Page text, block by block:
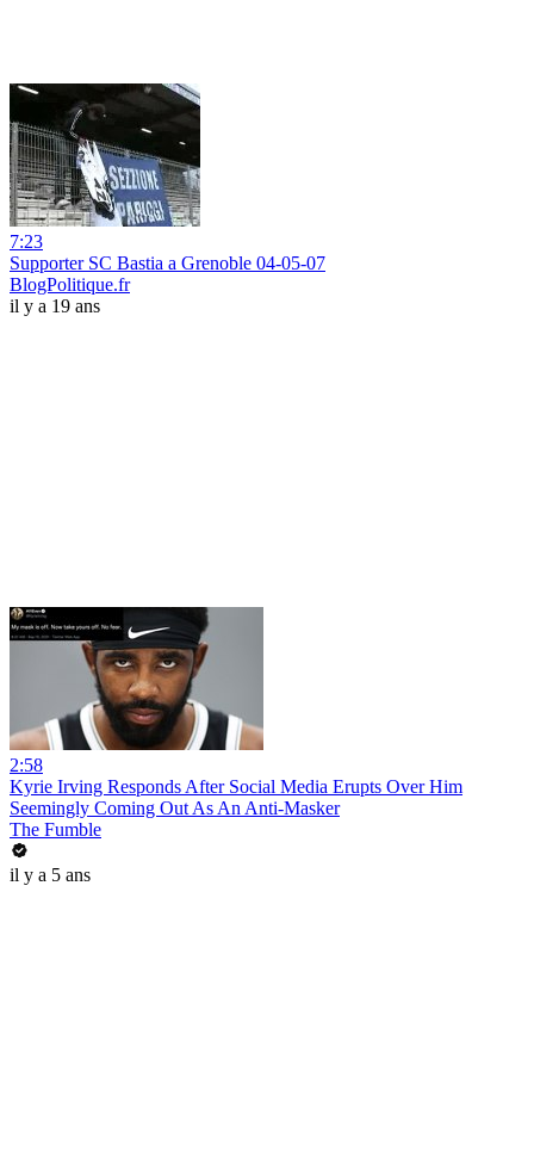
7:23
Supporter SC Bastia a Grenoble 04-05-07
BlogPolitique.fr
il y a 19 ans
2:58
Kyrie Irving Responds After Social Media Erupts Over Him
Seemingly Coming Out As An Anti-Masker
The Fumble
il y a 5 ans